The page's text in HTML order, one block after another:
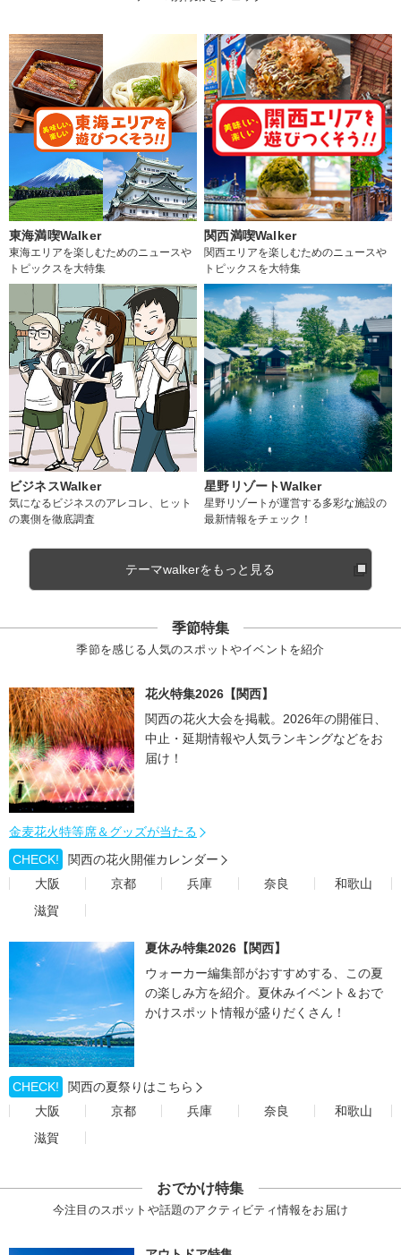
東海満喫Walker
東海エリアを楽しむためのニュースや
トピックスを大特集
関西満喫Walker
関西エリアを楽しむためのニュースや
トピックスを大特集
ビジネスWalker
気になるビジネスのアレコレ、ヒット
の裏側を徹底調査
星野リゾートWalker
星野リゾートが運営する多彩な施設の
最新情報をチェック！
テーマwalkerをもっと見る
季節特集
季節を感じる人気のスポットやイベントを紹介
花火特集2026【関西】
関西の花火大会を掲載。2026年の開催日、
中止・延期情報や人気ランキングなどをお
届け！
金麦花火特等席＆グッズが当たる
CHECK!
関西の花火開催カレンダー
大阪
京都 兵庫 奈良
和歌山
滋賀
夏休み特集2026【関西】
ウォーカー編集部がおすすめする、この夏
の楽しみ方を紹介。夏休みイベント＆おで
かけスポット情報が盛りだくさん！
CHECK!
関西の夏祭りはこちら
大阪
京都 兵庫 奈良
和歌山
滋賀
おでかけ特集
今注目のスポットや話題のアクティビティ情報をお届け